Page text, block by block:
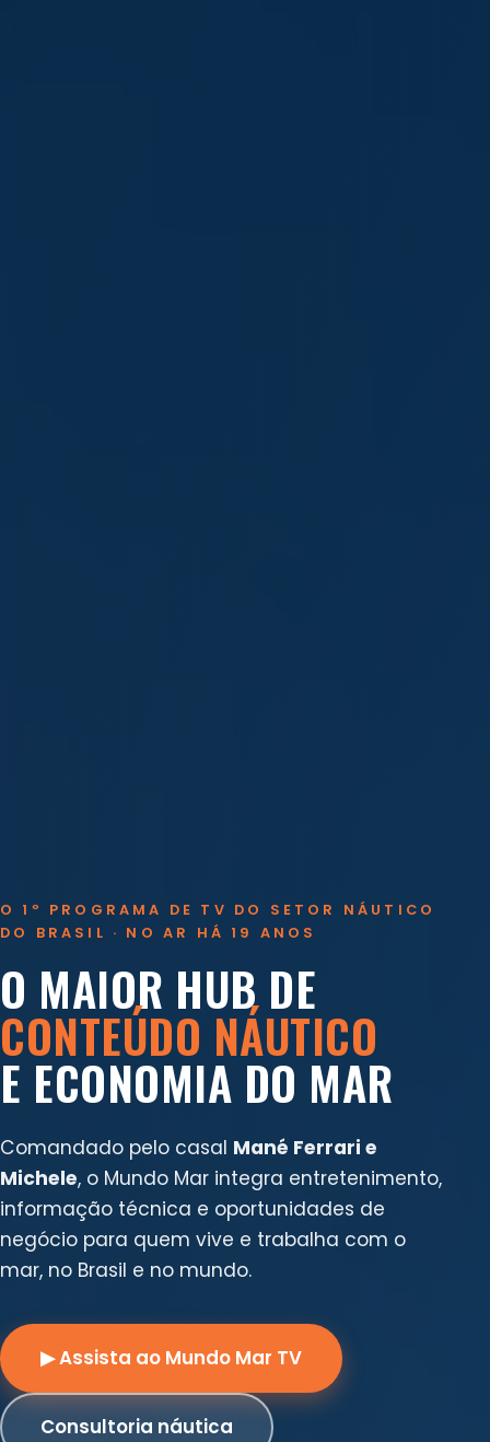
O 1º PROGRAMA DE TV DO SETOR NÁUTICO
DO BRASIL · NO AR HÁ 19 ANOS
O MAIOR HUB DE
CONTEÚDO NÁUTICO
E ECONOMIA DO MAR
Comandado pelo casal Mané Ferrari e
Michele, o Mundo Mar integra entretenimento,
informação técnica e oportunidades de
negócio para quem vive e trabalha com o
mar, no Brasil e no mundo.
▶ Assista ao Mundo Mar TV
Consultoria náutica